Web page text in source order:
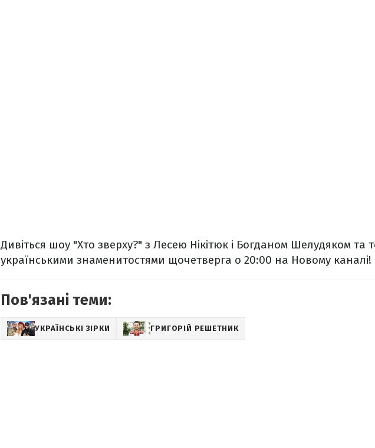
Дивіться шоу "Хто зверху?" з Лесею Нікітюк і Богданом Шелудяком та
українськими знаменитостями щочетверга о 20:00 на Новому каналі!
Пов'язані теми:
УКРАЇНСЬКІ ЗІРКИ ГРИГОРІЙ РЕШЕТНИК